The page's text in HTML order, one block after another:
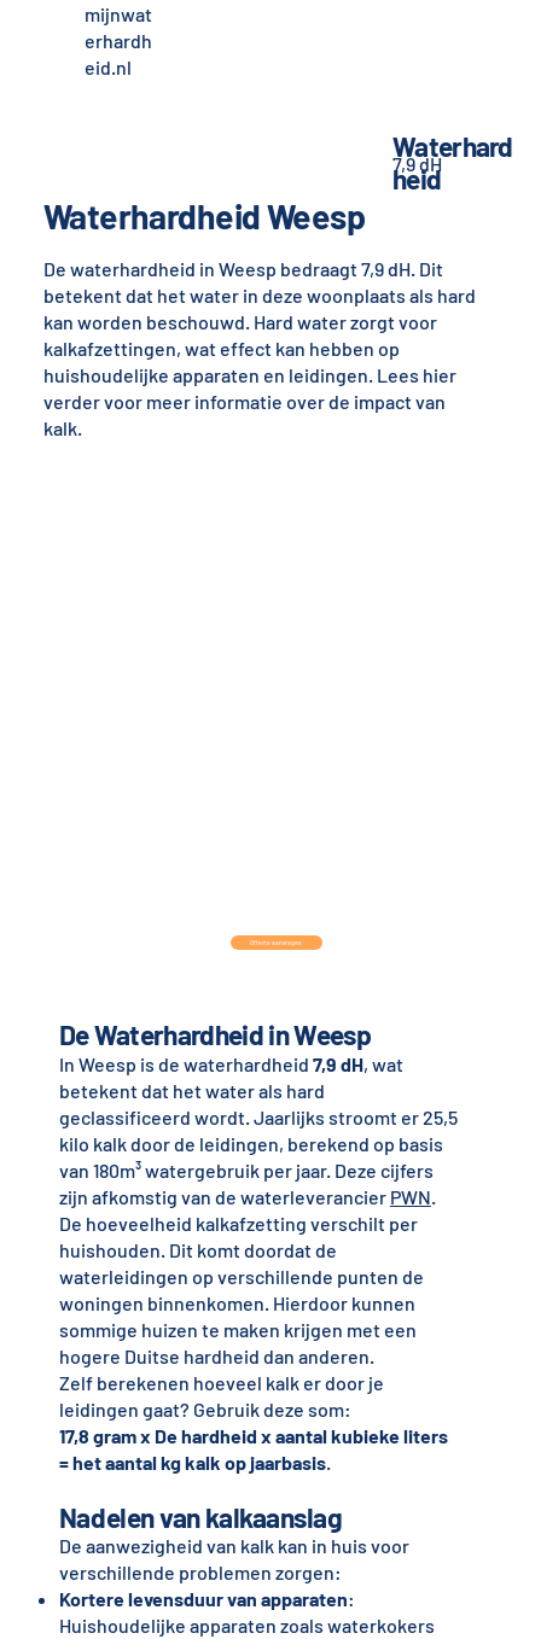
mijnwat
erhardh
eid.nl
Waterhardheid Weesp
De waterhardheid in Weesp bedraagt 7,9 dH. Dit
betekent dat het water in deze woonplaats als hard
kan worden beschouwd. Hard water zorgt voor
kalkafzettingen, wat effect kan hebben op
huishoudelijke apparaten en leidingen. Lees hier
verder voor meer informatie over de impact van
kalk.
Waterhard
heid
7,9 dH
De Waterhardheid in Weesp
In Weesp is de waterhardheid 7,9 dH, wat
betekent dat het water als hard
geclassificeerd wordt. Jaarlijks stroomt er 25,5
kilo kalk door de leidingen, berekend op basis
van 180m³ watergebruik per jaar. Deze cijfers
zijn afkomstig van de waterleverancier PWN.
De hoeveelheid kalkafzetting verschilt per
huishouden. Dit komt doordat de
waterleidingen op verschillende punten de
woningen binnenkomen. Hierdoor kunnen
sommige huizen te maken krijgen met een
hogere Duitse hardheid dan anderen.
Zelf berekenen hoeveel kalk er door je
leidingen gaat? Gebruik deze som:
17,8 gram x De hardheid x aantal kubieke liters
= het aantal kg kalk op jaarbasis.
Nadelen van kalkaanslag
De aanwezigheid van kalk kan in huis voor
verschillende problemen zorgen:
Kortere levensduur van apparaten:
Huishoudelijke apparaten zoals waterkokers
Offerte aanvragen